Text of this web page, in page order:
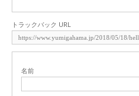
トラックバック URL
名前